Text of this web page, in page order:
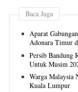
Baca Juga
Aparat
Adonara Timur
Persib Bandung
Untuk Musim
Warga Malaysia
Kuala Lumpur